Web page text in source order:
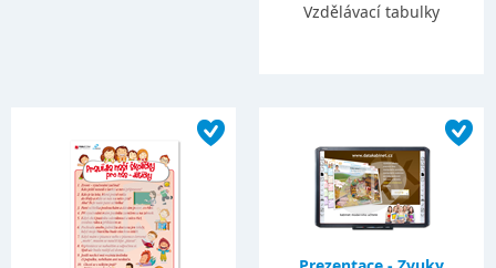
Vzdělávací tabulky